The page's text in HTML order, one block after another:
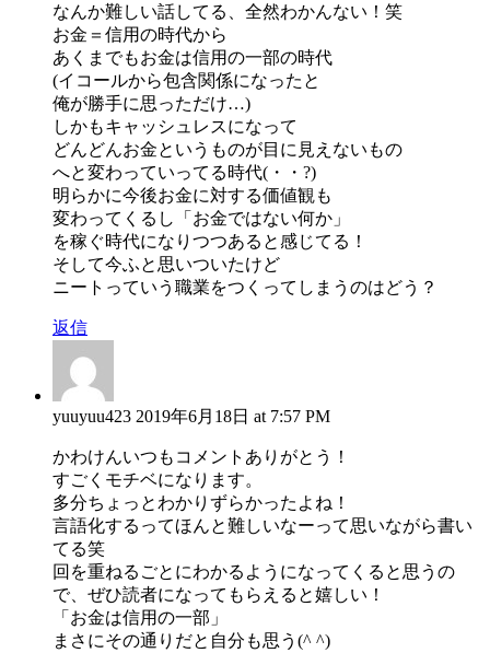
なんか難しい話してる、全然わかんない！笑
お金＝信用の時代から
あくまでもお金は信用の一部の時代
(イコールから包含関係になったと
俺が勝手に思っただけ…)
しかもキャッシュレスになって
どんどんお金というものが目に見えないもの
へと変わっていってる時代(・・?)
明らかに今後お金に対する価値観も
変わってくるし「お金ではない何か」
を稼ぐ時代になりつつあると感じてる！
そして今ふと思いついたけど
ニートっていう職業をつくってしまうのはどう？
返信
yuuyuu423 2019年6月18日 at 7:57 PM
かわけんいつもコメントありがとう！
すごくモチベになります。
多分ちょっとわかりずらかったよね！
言語化するってほんと難しいなーって思いながら書い
てる笑
回を重ねるごとにわかるようになってくると思うの
で、ぜひ読者になってもらえると嬉しい！
「お金は信用の一部」
まさにその通りだと自分も思う(^ ^)